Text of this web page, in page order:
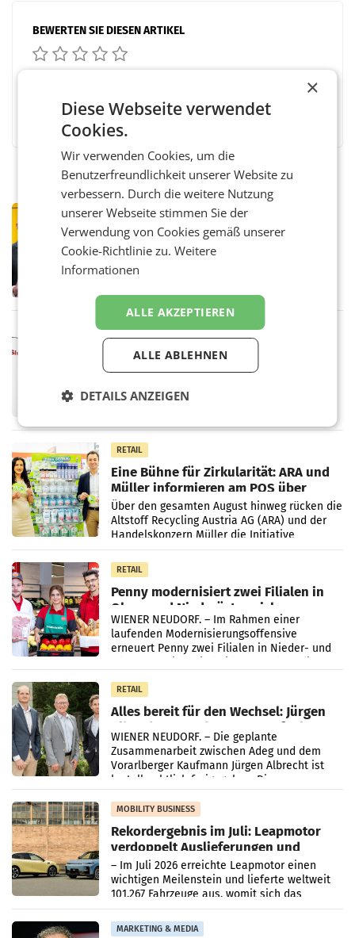
BEWERTEN SIE DIESEN ARTIKEL
FacebookTwitterMessengerWhatsAppLinkedInXING Teilen
PRIMENEWS
Österreichische Post: Umsatzplus im
ersten Halbjahr trotz schwachem
Briefgeschäft
WIEN Die Österreichische Post AG hat im
von 1.544,0 Mio. EUR erwirtschaftet, was
einem Plus von 3,8 Prozent gegenüber dem
MARKETING & MEDIA
ProSiebenSat.1 spart und macht
überraschend viel Gewinn
Fernsehkonzern ProSiebenSat.1 hat im
RETAIL
Eine Bühne für Zirkularität: ARA und
Müller informieren am POS über
Kreislauffähigkeit
Über den gesamten August hinweg rücken die
Altstoff Recycling Austria AG (ARA) und der
Handelskonzern Müller die Initiative
„Kreislauf-Helden“ in allen österreichischen
Müller-Filialen
RETAIL
Penny modernisiert zwei Filialen in
Ober- und Niederösterreich
WIENER NEUDORF. – Im Rahmen einer
laufenden Modernisierungsoffensive
erneuert Penny zwei Filialen in Nieder- und
RETAIL
Alles bereit für den Wechsel: Jürgen
Albrecht setzt ab 1.1.2027 auf Adeg
WIENER NEUDORF. – Die geplante
Zusammenarbeit zwischen Adeg und dem
Vorarlberger Kaufmann Jürgen Albrecht ist
kartellrechtlich freigegeben: Die
Bundeswettbewerbsbehörde und der
Bundeskartellanwalt
MOBILITY BUSINESS
Rekordergebnis im Juli: Leapmotor
verdoppelt Auslieferungen und
überschreitet die 100.000er-Marke
– Im Juli 2026 erreichte Leapmotor einen
wichtigen Meilenstein und lieferte weltweit
101.267 Fahrzeuge aus, womit sich das
Ergebnis gegenüber Juli 2025 mehr als
verdoppelte (+102
MARKETING & MEDIA
×
Diese Webseite verwendet
Cookies.
Wir verwenden Cookies, um die
Benutzerfreundlichkeit unserer Website zu
verbessern. Durch die weitere Nutzung
unserer Webseite stimmen Sie der
Verwendung von Cookies gemäß unserer
Cookie-Richtlinie zu.Weitere
Informationen
ALLE AKZEPTIEREN
ALLE ABLEHNEN
DETAILS ANZEIGEN